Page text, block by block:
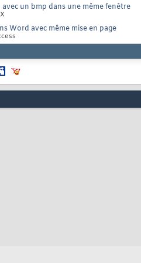
un bmp dans une même fenêtre
Word avec même mise en page